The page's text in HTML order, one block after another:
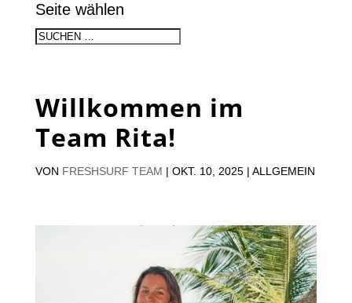
Seite wählen
Willkommen im
Team Rita!
VON FRESHSURF TEAM | OKT. 10, 2025| ALLGEMEIN